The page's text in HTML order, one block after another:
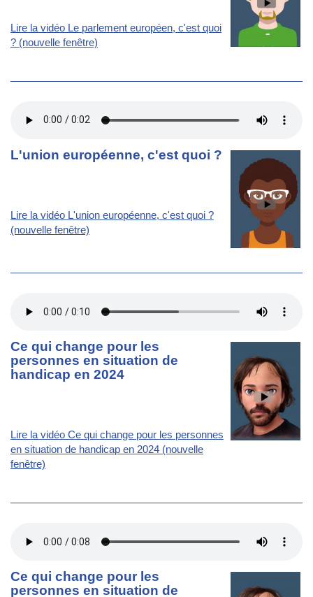
Lire la vidéo Le parlement européen, c'est quoi
? (nouvelle fenêtre)
L'union européenne, c'est quoi ?
Lire la vidéo L'union européenne, c'est quoi ?
(nouvelle fenêtre)
Ce qui change pour les
personnes en situation de
handicap en 2024
Lire la vidéo Ce qui change pour les personnes
en situation de handicap en 2024 (nouvelle
fenêtre)
Ce qui change pour les
personnes en situation de